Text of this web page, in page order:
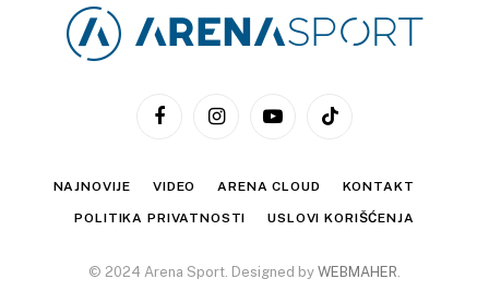
FacebookInstagramYouTubeTikTok
NAJNOVIJE VIDEO ARENA CLOUD KONTAKT
POLITIKA PRIVATNOSTI USLOVI KORIŠĆENJA
© 2024 Arena Sport. Designed by WEBMAHER